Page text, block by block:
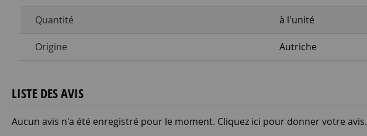
Quantité à l'unité
Origine Autriche
LISTE DES AVIS
Aucun avis n'a été enregistré pour le moment. Cliquez ici pour donner votre avis.